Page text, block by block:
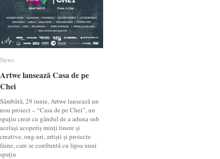
News
Artwe lansează Casa de pe
Chei
Sâmbătă, 29 iunie, Artwe lansează un
nou proiect – “Casa de pe Chei”, un
spațiu creat cu gândul de a aduna sub
același acoperiș minți tinere și
creative, ong-uri, artiști și proiecte
faine, care se confruntă cu lipsa unui
spațiu
News
Artwe lansează Casa de pe
Chei